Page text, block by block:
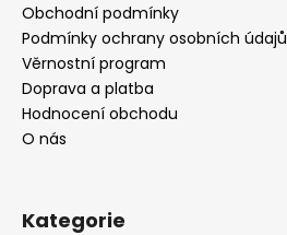
Obchodní podmínky
Podmínky ochrany osobních údajů
Věrnostní program
Doprava a platba
Hodnocení obchodu
O nás
Kategorie